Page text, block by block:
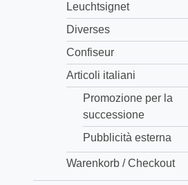
Leuchtsignet
Diverses
Confiseur
Articoli italiani
Promozione per la
successione
Pubblicità esterna
Warenkorb / Checkout